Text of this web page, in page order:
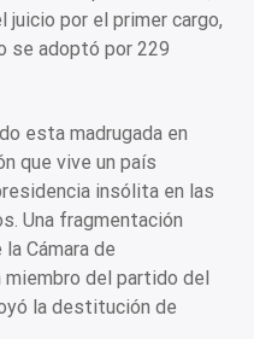
juicio por el primer cargo,
se adoptó por 229
esta madrugada en
que vive un país
insólita en las
Una fragmentación
Cámara de
del partido del
la destitución de